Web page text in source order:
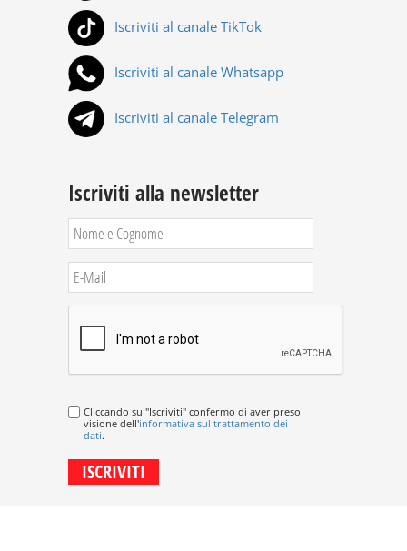
Iscriviti al canale TikTok
Iscriviti al canale Whatsapp
Iscriviti al canale Telegram
Iscriviti alla newsletter
Cliccando su "Iscriviti" confermo di aver preso
visione dell'informativa sul trattamento dei
dati.